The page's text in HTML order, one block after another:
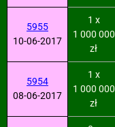
5955
10-06-2017
1 x
1 000 000
zł
5954
08-06-2017
1 x
1 000 000
zł